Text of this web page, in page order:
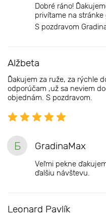
Dobré ráno!
privítame na stránke
S pozdravom
Alžbeta
Ďakujem za ruže, za rýchle
odporúčam ,už sa neviem
objednám. S pozdravom.
Б GradinaMax
Veľmi pekne
ďalšiu návštevu.
Leonard Pavlík